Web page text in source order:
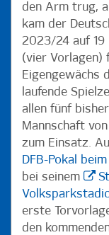
den Arm trug,
kam der
2023/24 auf 19
(vier Vorlagen)
Eigengewächs
laufende
allen fünf
Mannschaft
zum Einsatz.
DFB-Pokal
bei seinem
erste
den